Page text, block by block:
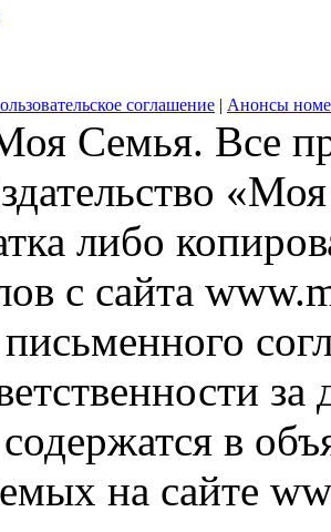
соглашение | Анонсы
Семья. Все
либо
с сайта
в
на сайте